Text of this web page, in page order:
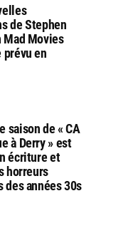
de Stephen
Mad Movies
en
saison de « CA
à Derry » est
écriture et
horreurs
années 30s